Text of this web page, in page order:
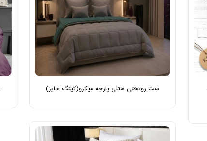
ست روتختی هتلی پارچه میکرو(کینگ سایز)